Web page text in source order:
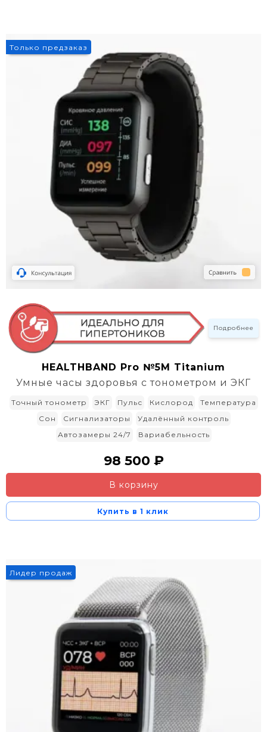
Только предзаказ
Подробнее
HEALTHBAND Pro №5M Titanium
Умные часы здоровья с тонометром и ЭКГ
Точный тонометр ЭКГ Пульс Кислород
Температура
Сон
Сигнализаторы
Удалённый контроль
Автозамеры 24/7
Вариабельность
98 500 ₽
В корзину
Купить в 1 клик
Лидер продаж